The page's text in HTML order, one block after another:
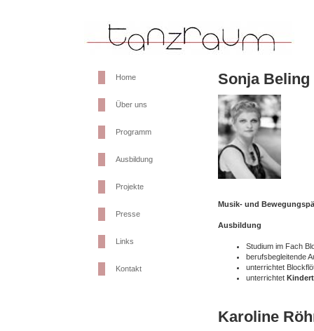
Home
Über uns
Programm
Ausbildung
Projekte
Presse
Links
Kontakt
Sonja Beling
Musik- und
Ausbildung
Studium im Fach
berufsbegleitende
unterrichtet
unterrichtet
Karoline